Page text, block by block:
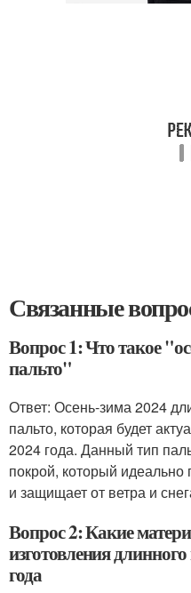
Связанные
Вопрос 1: Что такое
пальто"
Ответ: Осень-зима 2024
пальто, которая будет
2024 года. Данный тип
покрой, который
и защищает от ветра и
Вопрос 2: Какие
изготовления
года